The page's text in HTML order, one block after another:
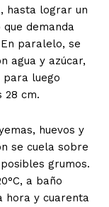
hasta lograr un
demanda
paralelo, se
agua y azúcar,
para luego
28 cm.
huevos y
se cuela sobre
grumos.
a baño
hora y cuarenta